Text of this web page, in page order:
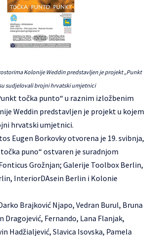
Kolonije Weddin predstavljen je projekt „Punkt
sudjelovali brojni hrvatski umjetnici
točka punto“ u raznim izložbenim
Weddin predstavljen je projekt u kojem
hrvatski umjetnici.
Eugen Borkovky otvorena je 19. svibnja,
puno“ ostvaren je suradnjom
Grožnjan; Galerije Toolbox Berlin,
InteriorDAsein Berlin i Kolonie
Brajković Njapo, Vedran Burul, Bruna
Dragojević, Fernando, Lana Flanjak,
Hadžialjević, Slavica Isovska, Pamela